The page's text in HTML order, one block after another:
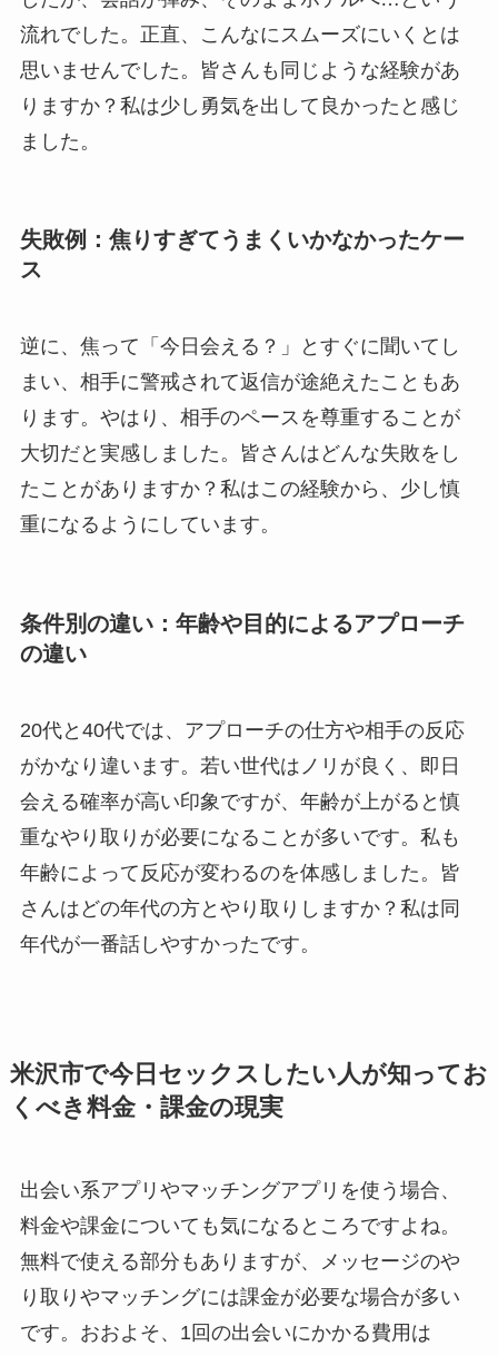
流れでした。正直、こんなにスムーズにいくとは
思いませんでした。皆さんも同じような経験があ
りますか？私は少し勇気を出して良かったと感じ
ました。
失敗例：焦りすぎてうまくいかなかったケー
ス
逆に、焦って「今日会える？」とすぐに聞いてし
まい、相手に警戒されて返信が途絶えたこともあ
ります。やはり、相手のペースを尊重することが
大切だと実感しました。皆さんはどんな失敗をし
たことがありますか？私はこの経験から、少し慎
重になるようにしています。
条件別の違い：年齢や目的によるアプローチ
の違い
20代と40代では、アプローチの仕方や相手の反応
がかなり違います。若い世代はノリが良く、即日
会える確率が高い印象ですが、年齢が上がると慎
重なやり取りが必要になることが多いです。私も
年齢によって反応が変わるのを体感しました。皆
さんはどの年代の方とやり取りしますか？私は同
年代が一番話しやすかったです。
米沢市で今日セックスしたい人が知ってお
くべき料金・課金の現実
出会い系アプリやマッチングアプリを使う場合、
料金や課金についても気になるところですよね。
無料で使える部分もありますが、メッセージのや
り取りやマッチングには課金が必要な場合が多い
です。おおよそ、1回の出会いにかかる費用は